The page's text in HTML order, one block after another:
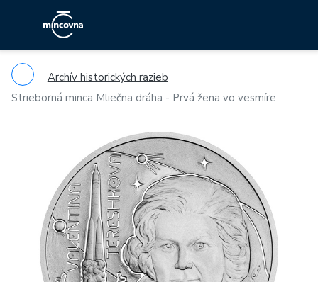
Archív historických razieb
Strieborná minca Mliečna dráha - Prvá žena vo vesmíre
Previous